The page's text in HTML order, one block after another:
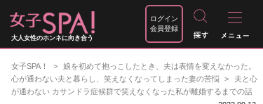
大人女性のホンネに向き合う
ログイン
会員登録
女子SPA！
娘を初めて抱っこしたとき、夫は表情を変えなかった。
心が通わない夫と暮らし、笑えなくなってしまった妻の苦悩
夫と心
が通わない カサンドラ症候群で笑えなくなった私が離婚するまでの話